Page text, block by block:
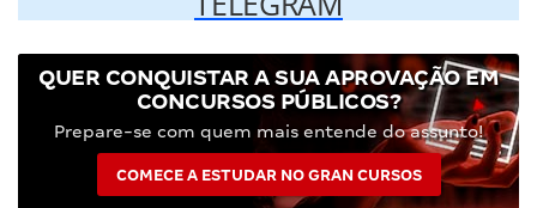
QUER CONQUISTAR A SUA APROVAÇÃO EM
CONCURSOS PÚBLICOS?
Prepare-se com quem mais entende do assunto!
COMECE A ESTUDAR NO GRAN CURSOS